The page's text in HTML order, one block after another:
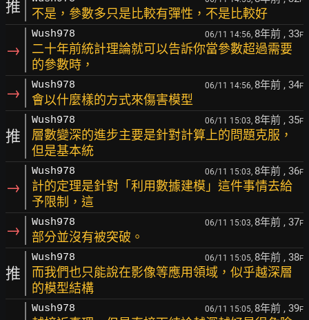
推 不是，參數多只是比較有彈性，不是比較好
→
Wush978 06/11 14:56, 8年前 , 33F
二十年前統計理論就可以告訴你當參數超過需要
的參數時，
→ Wush978 06/11 14:56, 8年前 , 34F
會以什麼樣的方式來傷害模型
推
Wush978 06/11 15:03, 8年前 , 35F
層數變深的進步主要是針對計算上的問題克服，
但是基本統
→
Wush978 06/11 15:03, 8年前 , 36F
計的定理是針對「利用數據建模」這件事情去給
予限制，這
→ Wush978 06/11 15:03, 8年前 , 37F
部分並沒有被突破。
推
Wush978 06/11 15:05, 8年前 , 38F
而我們也只能說在影像等應用領域，似乎越深層
的模型結構
Wush978 06/11 15:05, 8年前 , 39F